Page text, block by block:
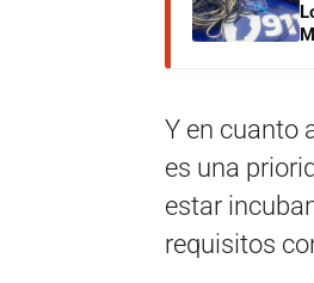
Y en cuanto
es una
estar
requisitos